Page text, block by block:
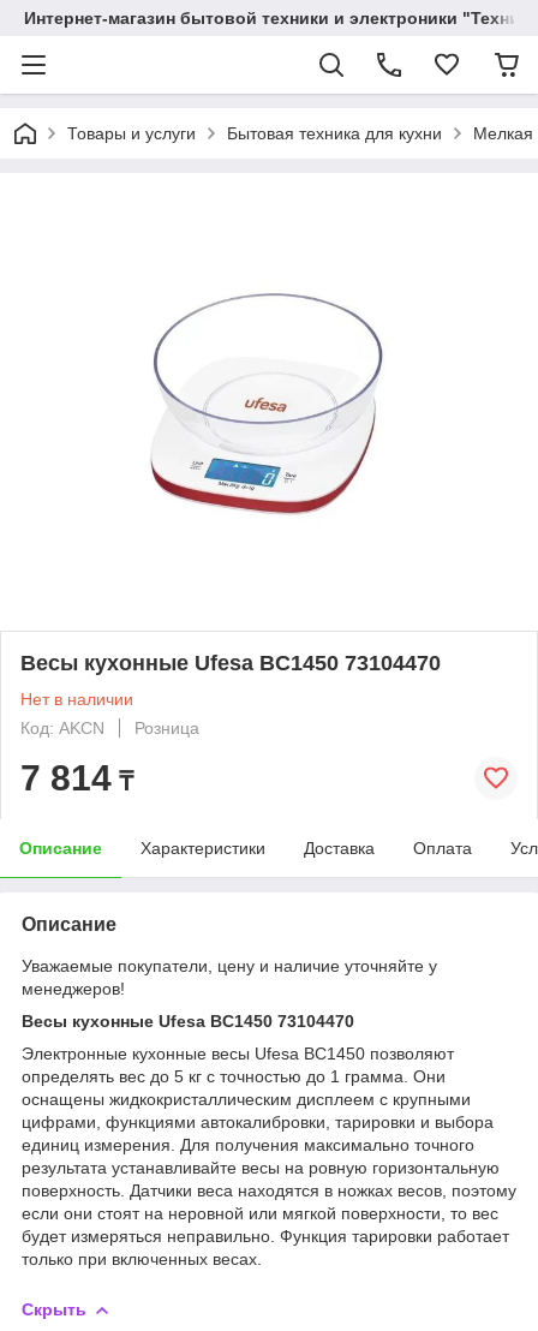
Интернет-магазин бытовой техники и электроники
Товары и услуги Бытовая техника для кухни Мелкая
Весы кухонные Ufesa BC1450 73104470
Нет в наличии
Код: AKCN
Розница
7 814 ₸
Описание Характеристики Доставка Оплата
Описание
Уважаемые покупатели, цену и наличие уточняйте у
менеджеров!
Весы кухонные Ufesa BC1450 73104470
Электронные кухонные весы Ufesa BC1450 позволяют
определять вес до 5 кг с точностью до 1 грамма. Они
оснащены жидкокристаллическим дисплеем с крупными
цифрами, функциями автокалибровки, тарировки и выбора
единиц измерения. Для получения максимально точного
результата устанавливайте весы на ровную горизонтальную
поверхность. Датчики веса находятся в ножках весов, поэтому
если они стоят на неровной или мягкой поверхности, то вес
будет измеряться неправильно. Функция тарировки работает
только при включенных весах.
Скрыть